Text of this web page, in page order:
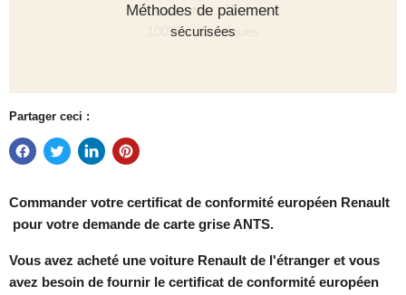
Méthodes de paiement
sécurisées
Partager ceci :
Commander votre certificat de conformité européen Renault
pour votre demande de carte grise ANTS.
Vous avez acheté une voiture Renault de l'étranger et vous
avez besoin de fournir le certificat de conformité européen